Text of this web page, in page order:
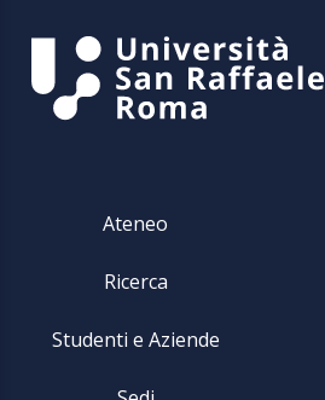
Ateneo
Ricerca
Studenti e Aziende